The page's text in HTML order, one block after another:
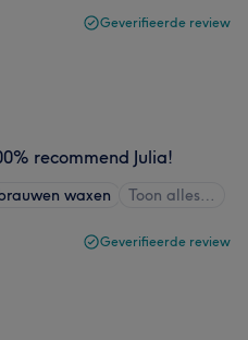
Geverifieerde review
recommend Julia!
waxen Toon alles…
Geverifieerde review